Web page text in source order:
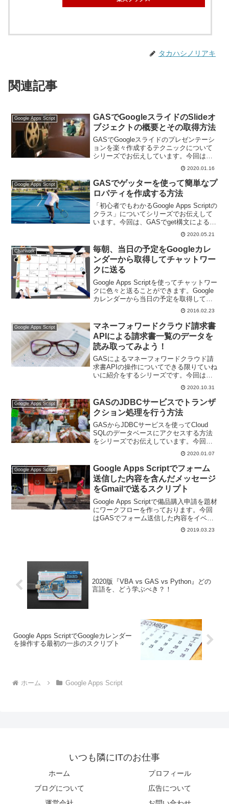
タカハシノリアキ
関連記事
Google Apps Script
GASでGoogleスライドのSlideオ
ブジェクトの概要とその取得方法
GASでGoogleスライドのプレゼンテーシ
ョンを楽々作成するテクニックについて
シリーズでお伝えしています。今回は、
GASでGoogleスライドのSlideオブジェク
トの概要とその取得方法です。
2020.01.16
Google Apps Script
GASでゲッターを使って簡単なプ
ロパティを作成する方法
「初心者でもわかるGoogle Apps Scriptの
クラス」についてシリーズでお伝えして
います。今回は、GASでget構文によるゲ
ッターを使って簡単なプロパティを作成
2020.05.21
Chatwork
毎朝、当日の予定をGoogleカレ
ンダーから取得してチャットワー
クに送る
Google Apps Scriptを使ってチャットワー
クに色々と送ることができます。Google
カレンダーから当日の予定を取得してチ
ャットワークに送る方法についてお伝え
2016.02.23
Google Apps Script
マネーフォワードクラウド請求書
APIによる請求書一覧のデータを
読み取ってみよう！
GASによるマネーフォワードクラウド請
求書APIの操作についてできる限りていね
いに紹介をするシリーズです。今回は、
マネーフォワードクラウド請求書APIによ
る請求書一覧のデータを読み取っていき
ます。
2020.10.31
Google Apps Script
GASのJDBCサービスでトランザ
クション処理を行う方法
GASからJDBCサービスを使ってCloud
SQLのデータベースにアクセスする方法
をシリーズでお伝えしています。今回は
GASのJDBCサービスでトランザクショ
ン処理を行う方法をお伝えします。
2020.01.07
Google Apps Script
Google Apps Scriptでフォーム
送信した内容を含んだメッセージ
をGmailで送るスクリプト
Google Apps Scriptで備品購入申請を題材
にワークフローを作っております。今回
はGASでフォーム送信した内容をイベン
トオブジェクトから取り出してそれを含
めたメッセージをGmailで送る方法です。
2019.03.23
2020版『VBA vs GAS vs Python』どの
言語を、どう学ぶべき？！
Google Apps ScriptでGoogleカレンダー
を操作する最初の一歩のスクリプト
ホーム Google Apps Script
いつも隣にITのお仕事
ホーム
プロフィール
ブログについて
広告について